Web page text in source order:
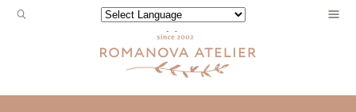
Запрос
Powered by